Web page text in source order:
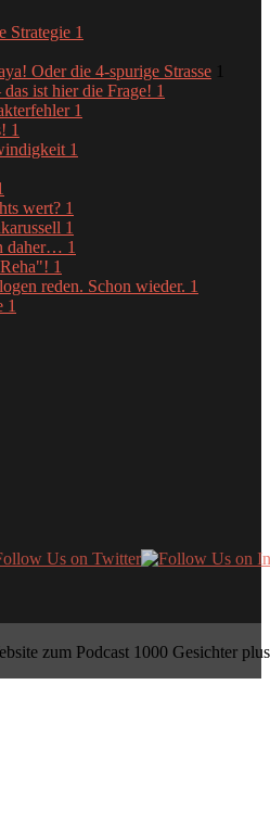
Strategie 1
Oder die 4-spurige Strasse 1
ist hier die Frage! 1
1
1
1
wert? 1
1
daher… 1
1
reden. Schon wieder. 1
1
zum Podcast 1000 Gesichter